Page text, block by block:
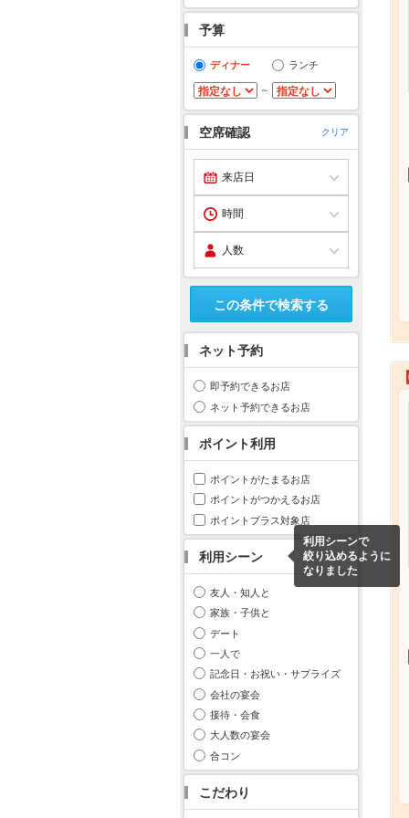
予算
ディナー ランチ
～
空席確認 クリア
この条件で検索する
ネット予約
即予約できるお店
ネット予約できるお店
ポイント利用
ポイントがたまるお店
ポイントがつかえるお店
ポイントプラス対象店
利用シーン
利用シーンで
絞り込めるように
なりました
友人・知人と
家族・子供と
デート
一人で
記念日・お祝い・サプライズ
会社の宴会
接待・会食
大人数の宴会
合コン
こだわり